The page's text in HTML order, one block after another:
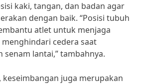
kaki, tangan, dan badan agar
dengan baik. “Posisi tubuh
atlet untuk menjaga
cedera saat
senam lantai,” tambahnya.
keseimbangan juga merupakan